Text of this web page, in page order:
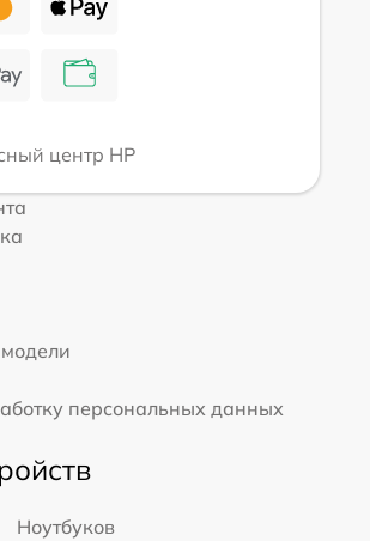
центр HP
персональных данных
Ноутбуков